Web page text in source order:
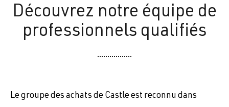
Découvrez notre équipe de
professionnels qualifiés
Le groupe des achats de Castle est reconnu dans